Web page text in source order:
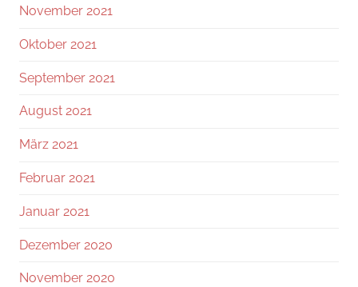
November 2021
Oktober 2021
September 2021
August 2021
März 2021
Februar 2021
Januar 2021
Dezember 2020
November 2020